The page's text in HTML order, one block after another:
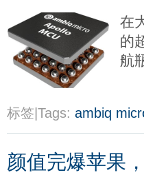
在
的
航
标签|Tags: ambiq
颜值完爆苹果